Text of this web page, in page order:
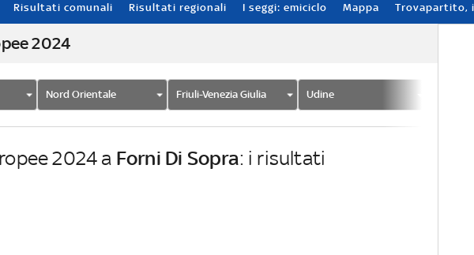
Risultati comunali Risultati regionali I seggi: emiciclo Mappa Trovapartito,
2024
Nord Orientale Friuli-Venezia Giulia Udine
2024 a Forni Di Sopra: i risultati